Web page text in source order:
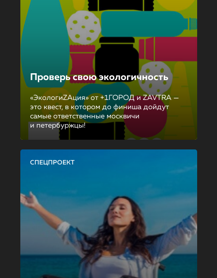
Проверь свою экологичность
«ЭкологиZAция» от +1ГОРОД и ZAVTRA —
это квест, в котором до финиша дойдут
самые ответственные москвичи
и петербуржцы!
СПЕЦПРОЕКТ